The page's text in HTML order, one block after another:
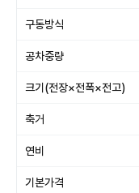
구동방식
공차중량
크기(전장×전폭×전고)
축거
연비
기본가격